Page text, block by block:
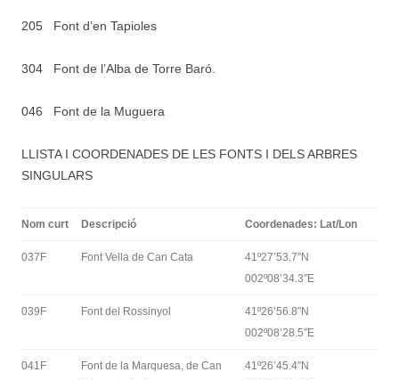
205 Font d’en Tapioles
304 Font de l’Alba de Torre Baró.
046 Font de la Muguera
LLISTA I COORDENADES DE LES FONTS I DELS ARBRES
SINGULARS
Nom curt Descripció Coordenades: Lat/Lon
037F Font Vella de Can Cata
41º27’53.7″N
002º08’34.3″E
039F Font del Rossinyol
41º26’56.8″N
002º08’28.5″E
041F
Font de la Marquesa, de Can
41º26’45.4″N